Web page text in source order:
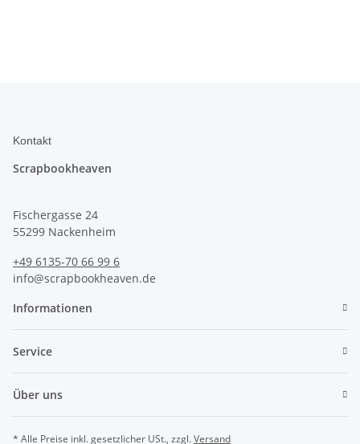
Kontakt
Scrapbookheaven
Fischergasse 24
55299 Nackenheim
+49 6135-70 66 99 6
info@scrapbookheaven.de
Informationen
Service
Über uns
* Alle Preise inkl. gesetzlicher USt., zzgl.Versand